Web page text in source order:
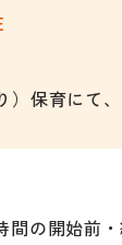
保育にて
の開始前・